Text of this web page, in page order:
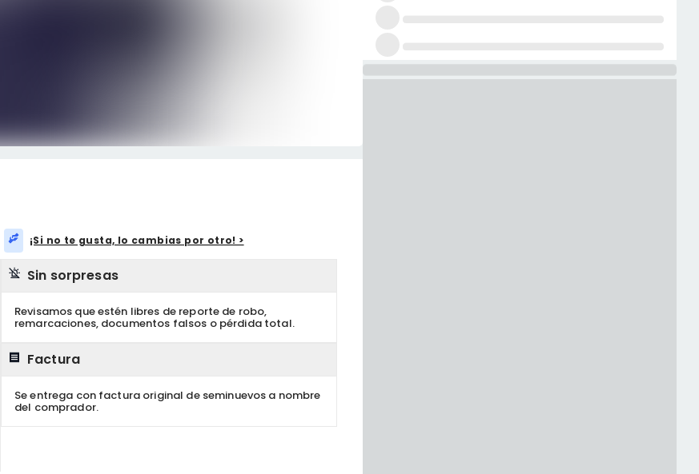
¡Si no te gusta, lo cambias por otro! >
Sin sorpresas
Revisamos que estén libres de reporte de robo,
remarcaciones, documentos falsos o pérdida total.
Factura
Se entrega con factura original de seminuevos a nombre
del comprador.